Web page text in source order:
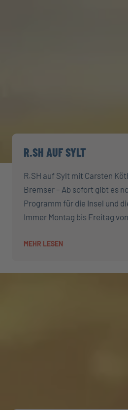
R.SH AUF SYLT
R.SH auf Sylt mit Carsten
Bremser – Ab sofort gibt es
Programm für die Insel und
Immer Montag bis Freitag von
MEHR LESEN